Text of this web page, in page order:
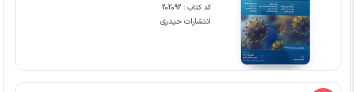
کد کتاب : 202092
انتشارات حیدری